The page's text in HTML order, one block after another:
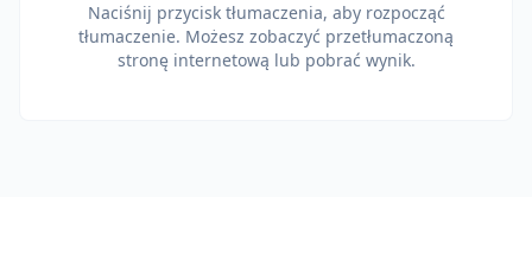
Naciśnij przycisk tłumaczenia, aby rozpocząć
tłumaczenie. Możesz zobaczyć przetłumaczoną
stronę internetową lub pobrać wynik.